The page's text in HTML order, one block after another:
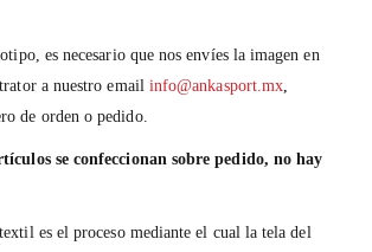
es necesario que nos envíes la imagen en
a nuestro email info@ankasport.mx
de orden o pedido.
se confeccionan sobre pedido, no hay
es el proceso mediante el cual la tela del